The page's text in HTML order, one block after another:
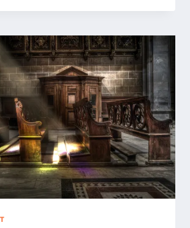
WIR
DICH
ZU
GRÜSSEN